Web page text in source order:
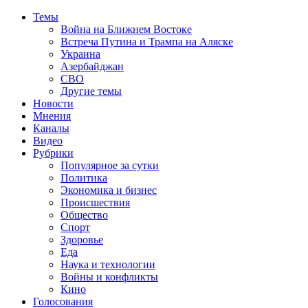
Темы
Война на Ближнем Востоке
Встреча Путина и Трампа на Аляске
Украина
Азербайджан
СВО
Другие темы
Новости
Мнения
Каналы
Видео
Рубрики
Популярное за сутки
Политика
Экономика и бизнес
Происшествия
Общество
Спорт
Здоровье
Еда
Наука и технологии
Войны и конфликты
Кино
Голосования